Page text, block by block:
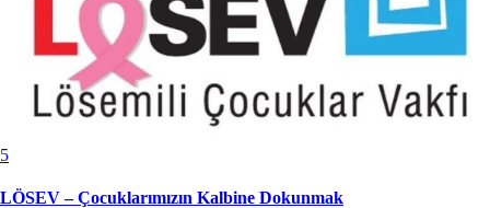
5
LÖSEV – Çocuklarımızın Kalbine Dokunmak